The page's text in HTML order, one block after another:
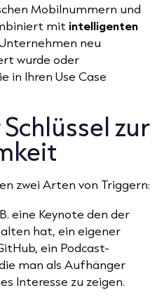
Mobilnummern und
mit intelligenten
neu
wurde oder
in Ihren Use Case
zur
zwei Arten von Triggern:
B. eine Keynote den der
hat, ein eigener
ein Podcast-
man als Aufhänger
Interesse zu zeigen.